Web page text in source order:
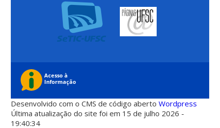
Desenvolvido com o CMS de código abertoWordpress
Última atualização do site foi em 15 de julho 2026 -
19:40:34